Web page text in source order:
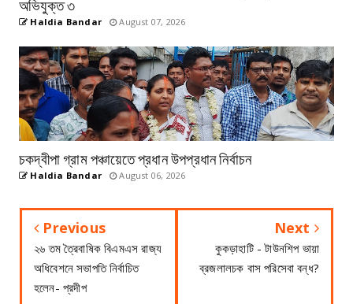
Haldia Bandar August 07, 2026
চকদ্বীপা গ্রাম পঞ্চায়েতে প্রধান উপপ্রধান নির্বাচন
Haldia Bandar August 06, 2026
Previous
২৬ তম ত্রৈবাষিক বিএমএস রাজ্য
অধিবেশনে সভাপতি নির্বাচিত
হলেন- প্রদীপ
Next
কুকড়াহাটি - টাউনশিপ ভায়া
ব্রজলালচক বাস পরিসেবা বন্ধ?